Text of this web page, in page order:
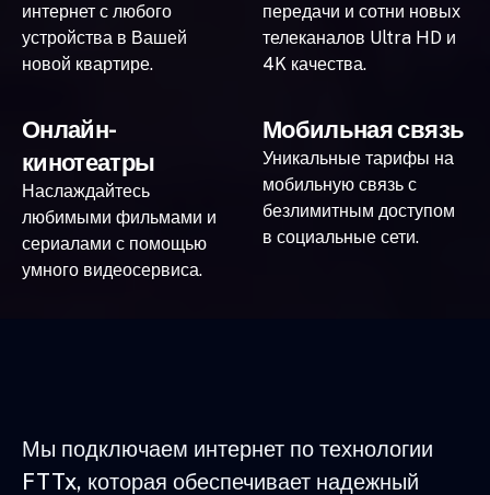
интернет с любого
устройства в Вашей
новой квартире.
передачи и сотни новых
телеканалов Ultra HD и
4K качества.
Онлайн-
кинотеатры
Наслаждайтесь
любимыми фильмами и
сериалами с помощью
умного видеосервиса.
Мобильная связь
Уникальные тарифы на
мобильную связь с
безлимитным доступом
в социальные сети.
Мы подключаем интернет по технологии
FTTx, которая обеспечивает надежный